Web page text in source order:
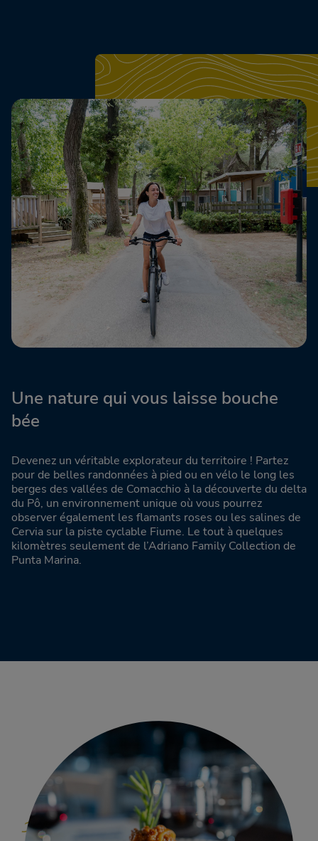
Une nature qui vous laisse bouche
bée
Devenez un véritable explorateur du territoire ! Partez
pour de belles randonnées à pied ou en vélo le long les
berges des vallées de Comacchio à la découverte du delta
du Pô, un environnement unique où vous pourrez
observer également les flamants roses ou les salines de
Cervia sur la piste cyclable Fiume. Le tout à quelques
kilomètres seulement de l’Adriano Family Collection de
Punta Marina.